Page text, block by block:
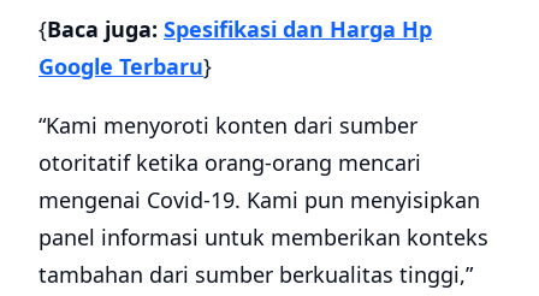
{Baca juga: Spesifikasi dan Harga Hp
Google Terbaru}
“Kami menyoroti konten dari sumber
otoritatif ketika orang-orang mencari
mengenai Covid-19. Kami pun menyisipkan
panel informasi untuk memberikan konteks
tambahan dari sumber berkualitas tinggi,”